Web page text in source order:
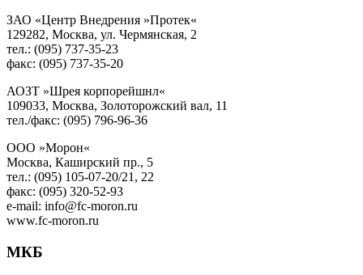
ЗАО «Центр Внедрения »Протек«
129282, Москва, ул. Чермянская, 2
тел.: (095) 737-35-23
факс: (095) 737-35-20
АОЗТ »Шрея корпорейшнл«
109033, Москва, Золоторожский вал, 11
тел./факс: (095) 796-96-36
ООО »Морон«
Москва, Каширский пр., 5
тел.: (095) 105-07-20/21, 22
факс: (095) 320-52-93
e-mail: info@fc-moron.ru
www.fc-moron.ru
МКБ